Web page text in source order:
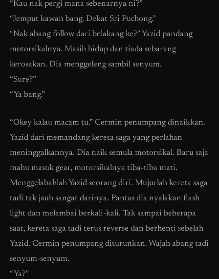
“Kau nak pergi mana sebenarnya ni?”
“Jemput kawan bang. Dekat Sri Puchong.”
“Nak abang follow dari belakang ke?” Yazid pandang
motorsikalnya. Masih hidup dan tiada sebarang
kerosakan. Dia menggeleng sambil senyum.
“Sure?”
“Ya bang.”
“Okey kalau macam tu.” Cermin penumpang dinaikkan.
Yazid dari memandang kereta saga yang perlahan
meninggalkannya. Dia naik semula motorsikal. Baru saja
mahu masuk gear, motorsikalnya tiba-tiba mati.
Menggelabahlah Yazid seorang diri. Mujurlah kereta saga
tadi tak jauh sangat darinya. Pantas dia nyalakan flash
light dan melambai berkali-kali. Tak sampai beberapa
saat, kereta saga tadi terus reverse dan berhenti sebelah
Yazid. Cermin penumpang diturunkan. Wajah abang tadi
senyum-senyum.
“Ya?”